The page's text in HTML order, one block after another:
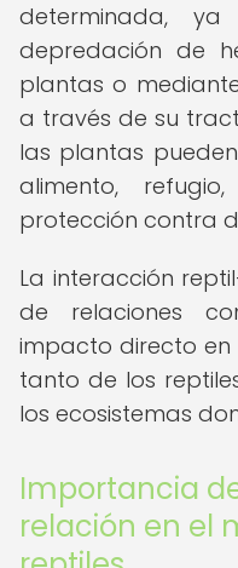
determinada,
depredación de
plantas o
a través de su
las plantas
alimento,
protección contra
La interacción
de relaciones
impacto directo
tanto de los
los ecosistemas
Importancia
relación en el